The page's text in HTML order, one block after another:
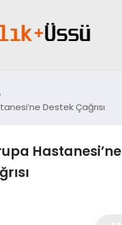
Destek Çağrısı
Hastanesi’ne